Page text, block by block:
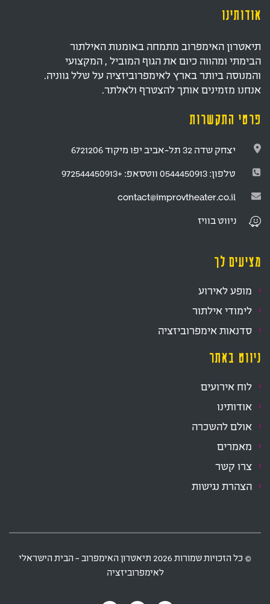
אודותינו
תיאטרון האימפרוב מתמחה באומנות האילתור
הבימתי ומהווה כיום את הגוף המוביל , המקצועי
והמנוסה ביותר בארץ לאימפרוביזציה על שלל גווניה.
אנחנו מזמינים אותך להצטרף ולאלתר.
פרטי התקשרות
יצחק שדה 32 תל-אביב יפו מיקוד 6721206
טלפון: 0544450913 ווטסאפ: +972544450913
contact@improvtheater.co.il
ניווטבוויז
מציעים לך
מופע לאירוע
לימודי אילתור
סדנאות אימפרוביזציה
ניווט באתר
לוח אירועים
אודותינו
אולם להשכרה
מאמרים
צרו קשר
הצהרת נגישות
‫© כל הזכויות שמורות 2026 תיאטרון האימפרוב - הבית הישראלי
לאימפרוביזציה